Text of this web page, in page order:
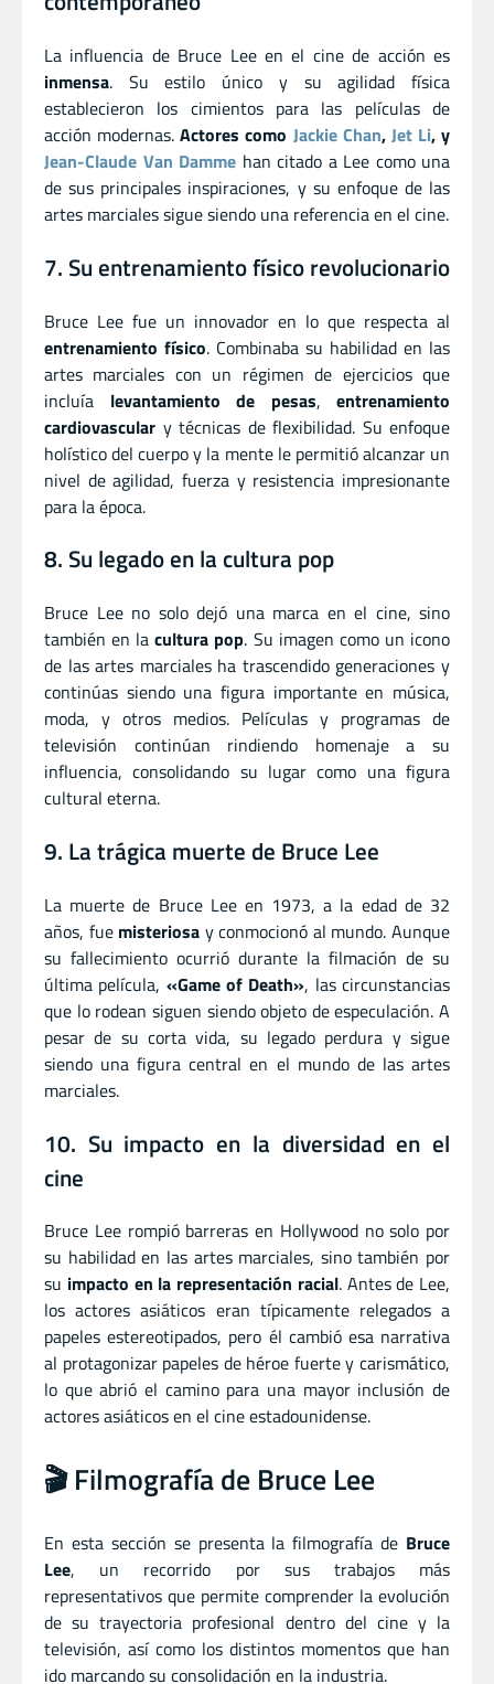
La influencia de Bruce Lee en el cine de acción es
inmensa. Su estilo único y su agilidad física
establecieron los cimientos para las películas de
acción modernas.Actores como Jackie Chan, Jet Li, y
Jean-Claude Van Damme han citado a Lee como una
de sus principales inspiraciones, y su enfoque de las
artes marciales sigue siendo una referencia en el cine.
7. Su entrenamiento físico revolucionario
Bruce Lee fue un innovador en lo que respecta al
entrenamiento físico. Combinaba su habilidad en las
artes marciales con un régimen de ejercicios que
incluía levantamiento de pesas, entrenamiento
cardiovascular y técnicas de flexibilidad. Su enfoque
holístico del cuerpo y la mente le permitió alcanzar un
nivel de agilidad, fuerza y resistencia impresionante
para la época.
8. Su legado en la cultura pop
Bruce Lee no solo dejó una marca en el cine, sino
también en lacultura pop. Su imagen como un icono
de las artes marciales ha trascendido generaciones y
continúas siendo una figura importante en música,
moda, y otros medios. Películas y programas de
televisión continúan rindiendo homenaje a su
influencia, consolidando su lugar como una figura
cultural eterna.
9. La trágica muerte de Bruce Lee
La muerte de Bruce Lee en 1973, a la edad de 32
años, fue misteriosa y conmocionó al mundo. Aunque
su fallecimiento ocurrió durante la filmación de su
última película, «Game of Death», las circunstancias
que lo rodean siguen siendo objeto de especulación. A
pesar de su corta vida, su legado perdura y sigue
siendo una figura central en el mundo de las artes
marciales.
10. Su impacto en la diversidad en el
cine
Bruce Lee rompió barreras en Hollywood no solo por
su habilidad en las artes marciales, sino también por
su impacto en la representación racial. Antes de Lee,
los actores asiáticos eran típicamente relegados a
papeles estereotipados, pero él cambió esa narrativa
al protagonizar papeles de héroe fuerte y carismático,
lo que abrió el camino para una mayor inclusión de
actores asiáticos en el cine estadounidense.
🎬 Filmografía de Bruce Lee
En esta sección se presenta la filmografía de Bruce
Lee, un recorrido por sus trabajos más
representativos que permite comprender la evolución
de su trayectoria profesional dentro del cine y la
televisión, así como los distintos momentos que han
ido marcando su consolidación en la industria.